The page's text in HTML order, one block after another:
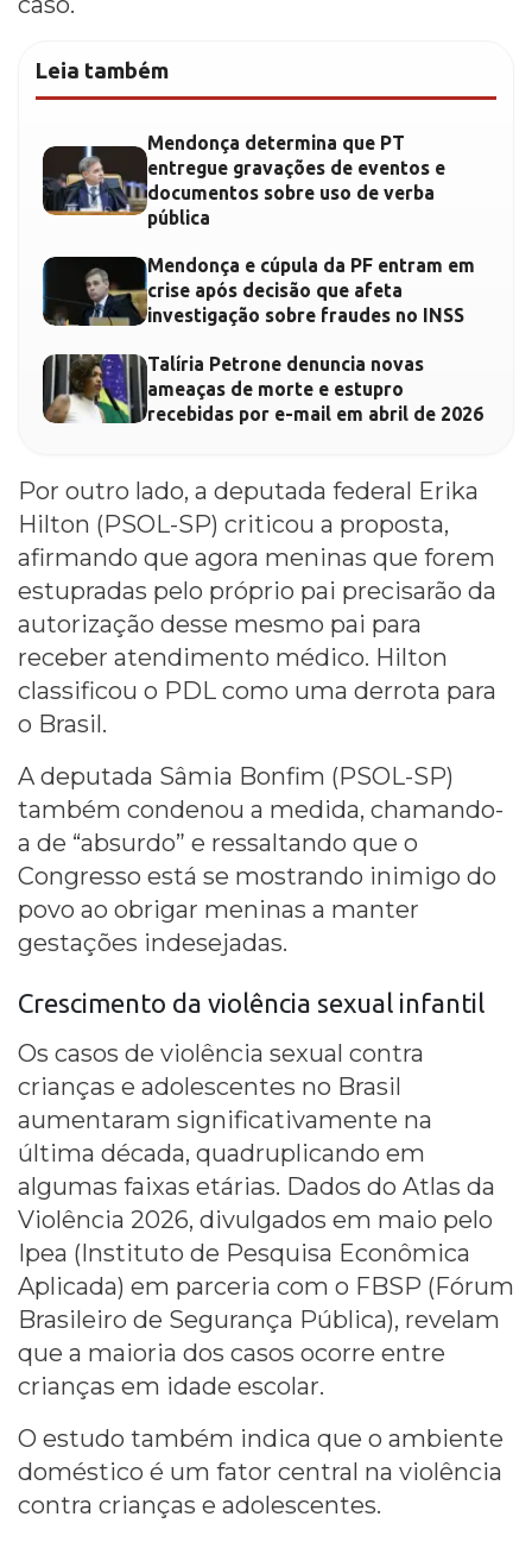
Leia também
Mendonça determina que PT
entregue gravações de eventos e
documentos sobre uso de verba
pública
Mendonça e cúpula da PF entram em
crise após decisão que afeta
investigação sobre fraudes no INSS
Talíria Petrone denuncia novas
ameaças de morte e estupro
recebidas por e-mail em abril de 2026
Por outro lado, a deputada federal Erika
Hilton (PSOL-SP) criticou a proposta,
afirmando que agora meninas que forem
estupradas pelo próprio pai precisarão da
autorização desse mesmo pai para
receber atendimento médico. Hilton
classificou o PDL como uma derrota para
o Brasil.
A deputada Sâmia Bonfim (PSOL-SP)
também condenou a medida, chamando-
a de “absurdo” e ressaltando que o
Congresso está se mostrando inimigo do
povo ao obrigar meninas a manter
gestações indesejadas.
Crescimento da violência sexual infantil
Os casos de violência sexual contra
crianças e adolescentes no Brasil
aumentaram significativamente na
última década, quadruplicando em
algumas faixas etárias. Dados do Atlas da
Violência 2026, divulgados em maio pelo
Ipea (Instituto de Pesquisa Econômica
Aplicada) em parceria com o FBSP (Fórum
Brasileiro de Segurança Pública), revelam
que a maioria dos casos ocorre entre
crianças em idade escolar.
O estudo também indica que o ambiente
doméstico é um fator central na violência
contra crianças e adolescentes.